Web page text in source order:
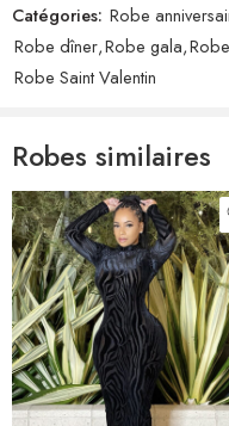
Catégories: Robe
Robe dîner,Robe gala,
Robe Saint Valentin
Robes similaires